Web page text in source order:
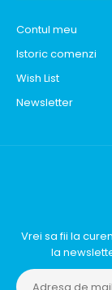
Contul meu
Istoric comenzi
Wish List
Newsletter
Vrei sa fii la
la